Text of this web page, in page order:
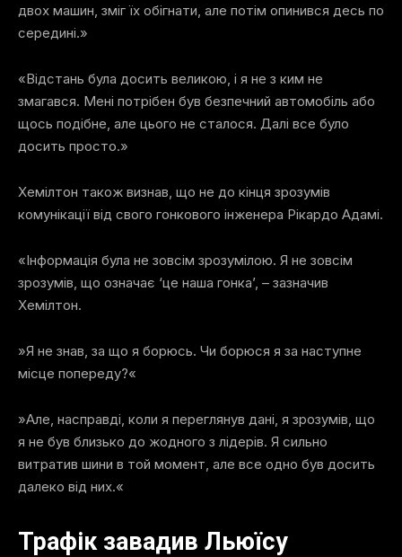
двох машин, зміг їх обігнати, але потім опинився десь по
середині.»
«Відстань була досить великою, і я не з ким не
змагався. Мені потрібен був безпечний автомобіль або
щось подібне, але цього не сталося. Далі все було
досить просто.»
Хемілтон також визнав, що не до кінця зрозумів
комунікації від свого гонкового інженера Рікардо Адамі.
«Інформація була не зовсім зрозумілою. Я не зовсім
зрозумів, що означає ‘це наша гонка’, – зазначив
Хемілтон.
»Я не знав, за що я борюсь. Чи борюся я за наступне
місце попереду?«
»Але, насправді, коли я переглянув дані, я зрозумів, що
я не був близько до жодного з лідерів. Я сильно
витратив шини в той момент, але все одно був досить
далеко від них.«
Трафік завадив Льюїсу